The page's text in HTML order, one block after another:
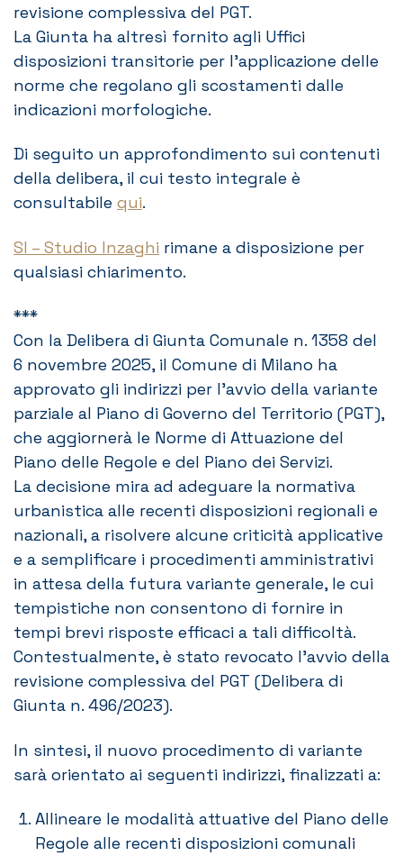
revisione complessiva del PGT.
La Giunta ha altresì fornito agli Uffici
disposizioni transitorie per l’applicazione delle
norme che regolano gli scostamenti dalle
indicazioni morfologiche.
Di seguito un approfondimento sui contenuti
della delibera, il cui testo integrale è
consultabile qui.
SI – Studio Inzaghi rimane a disposizione per
qualsiasi chiarimento.
***
Con la Delibera di Giunta Comunale n. 1358 del
6 novembre 2025, il Comune di Milano ha
approvato gli indirizzi per l’avvio della variante
parziale al Piano di Governo del Territorio (PGT),
che aggiornerà le Norme di Attuazione del
Piano delle Regole e del Piano dei Servizi.
La decisione mira ad adeguare la normativa
urbanistica alle recenti disposizioni regionali e
nazionali, a risolvere alcune criticità applicative
e a semplificare i procedimenti amministrativi
in attesa della futura variante generale, le cui
tempistiche non consentono di fornire in
tempi brevi risposte efficaci a tali difficoltà.
Contestualmente, è stato revocato l’avvio della
revisione complessiva del PGT (Delibera di
Giunta n. 496/2023).
In sintesi, il nuovo procedimento di variante
sarà orientato ai seguenti indirizzi, finalizzati a:
Allineare le modalità attuative del Piano delle
Regole alle recenti disposizioni comunali